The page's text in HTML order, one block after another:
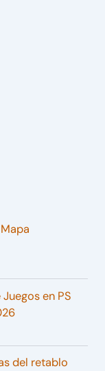
en PS
del retablo